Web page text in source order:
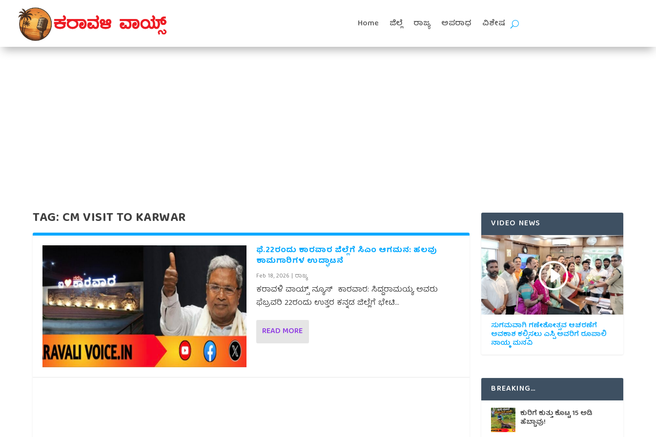
Home ಜಿಲ್ಲೆ ರಾಜ್ಯ ಅಪರಾಧ ವಿಶೇಷ
TAG: CM VISIT TO KARWAR
ಫೆ.22ರಂದು ಕಾರವಾರ ಜಿಲ್ಲೆಗೆ ಸಿಎಂ ಆಗಮನ: ಹಲವು
ಕಾಮಗಾರಿಗಳ ಉದ್ಘಾಟನೆ
Feb 18, 2026 | ರಾಜ್ಯ
ಕರಾವಳಿ ವಾಯ್ಸ್ ನ್ಯೂಸ್ ಕಾರವಾರ: ಸಿದ್ದರಾಮಯ್ಯ ಅವರು
ಫೆಬ್ರವರಿ 22ರಂದು ಉತ್ತರ ಕನ್ನಡ ಜಿಲ್ಲೆಗೆ ಭೇಟಿ...
READ MORE
VIDEO NEWS
ಸುಗಮವಾಗಿ ಗಣೇಶೋತ್ಸವ ಆಚರಣೆಗೆ
ಅವಕಾಶ ಕಲ್ಪಿಸಲು ಎಸ್ಪಿ ಅವರಿಗೆ ರೂಪಾಲಿ
ನಾಯ್ಕ ಮನವಿ
BREAKING…
ಕುರಿಗೆ ಕುತ್ತು ಕೊಟ್ಟ 15 ಅಡಿ
ಹೆಬ್ಬಾವು!